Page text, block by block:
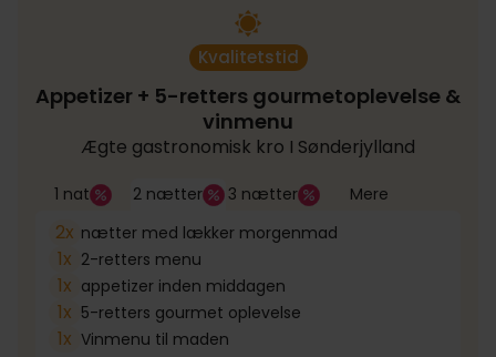
Kvalitetstid
Appetizer + 5-retters gourmetoplevelse &
vinmenu
Ægte gastronomisk kro I Sønderjylland
1 nat 2 nætter 3 nætter Mere
2x nætter med lækker morgenmad
1x 2-retters menu
1x appetizer inden middagen
1x 5-retters gourmet oplevelse
1x Vinmenu til maden